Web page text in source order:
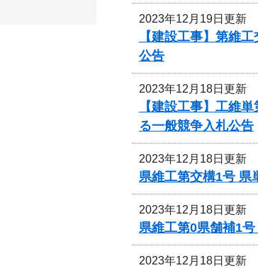
2023年12月19日更新
【建設工事】第維
公告
2023年12月18日更新
【建設工事】工維
る一般競争入札公告
2023年12月18日更新
県維工第交構1号
2023年12月18日更新
県維工第0県舗補1
2023年12月18日更新